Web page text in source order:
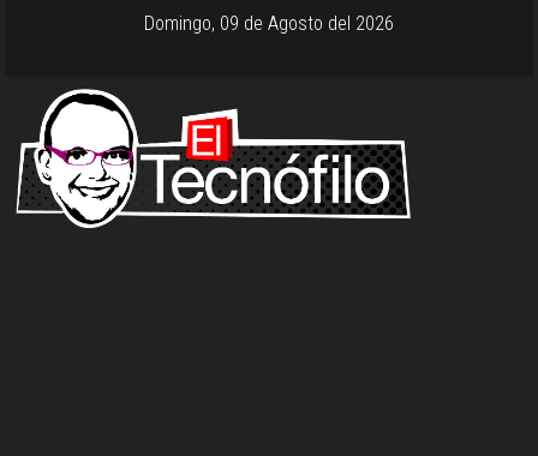
Domingo, 09 de Agosto del 2026